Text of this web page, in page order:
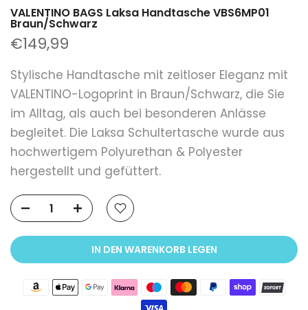
VALENTINO BAGS Laksa Handtasche VBS6MP01
Braun/Schwarz
€149,99
Stylische Handtasche mit zeitloser Eleganz mit
VALENTINO-Logoprint in Braun/Schwarz, die Sie
im Alltag, als auch bei besonderen Anlässe
begleitet. Die Laksa Schultertasche wurde aus
hochwertigem Polyurethan & Polyester
hergestellt und gefüttert.
IN DEN WARENKORB LEGEN